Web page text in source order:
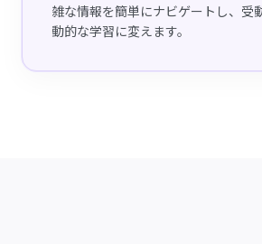
雑な情報を簡単にナビゲートし、受
動的な学習に変えます。